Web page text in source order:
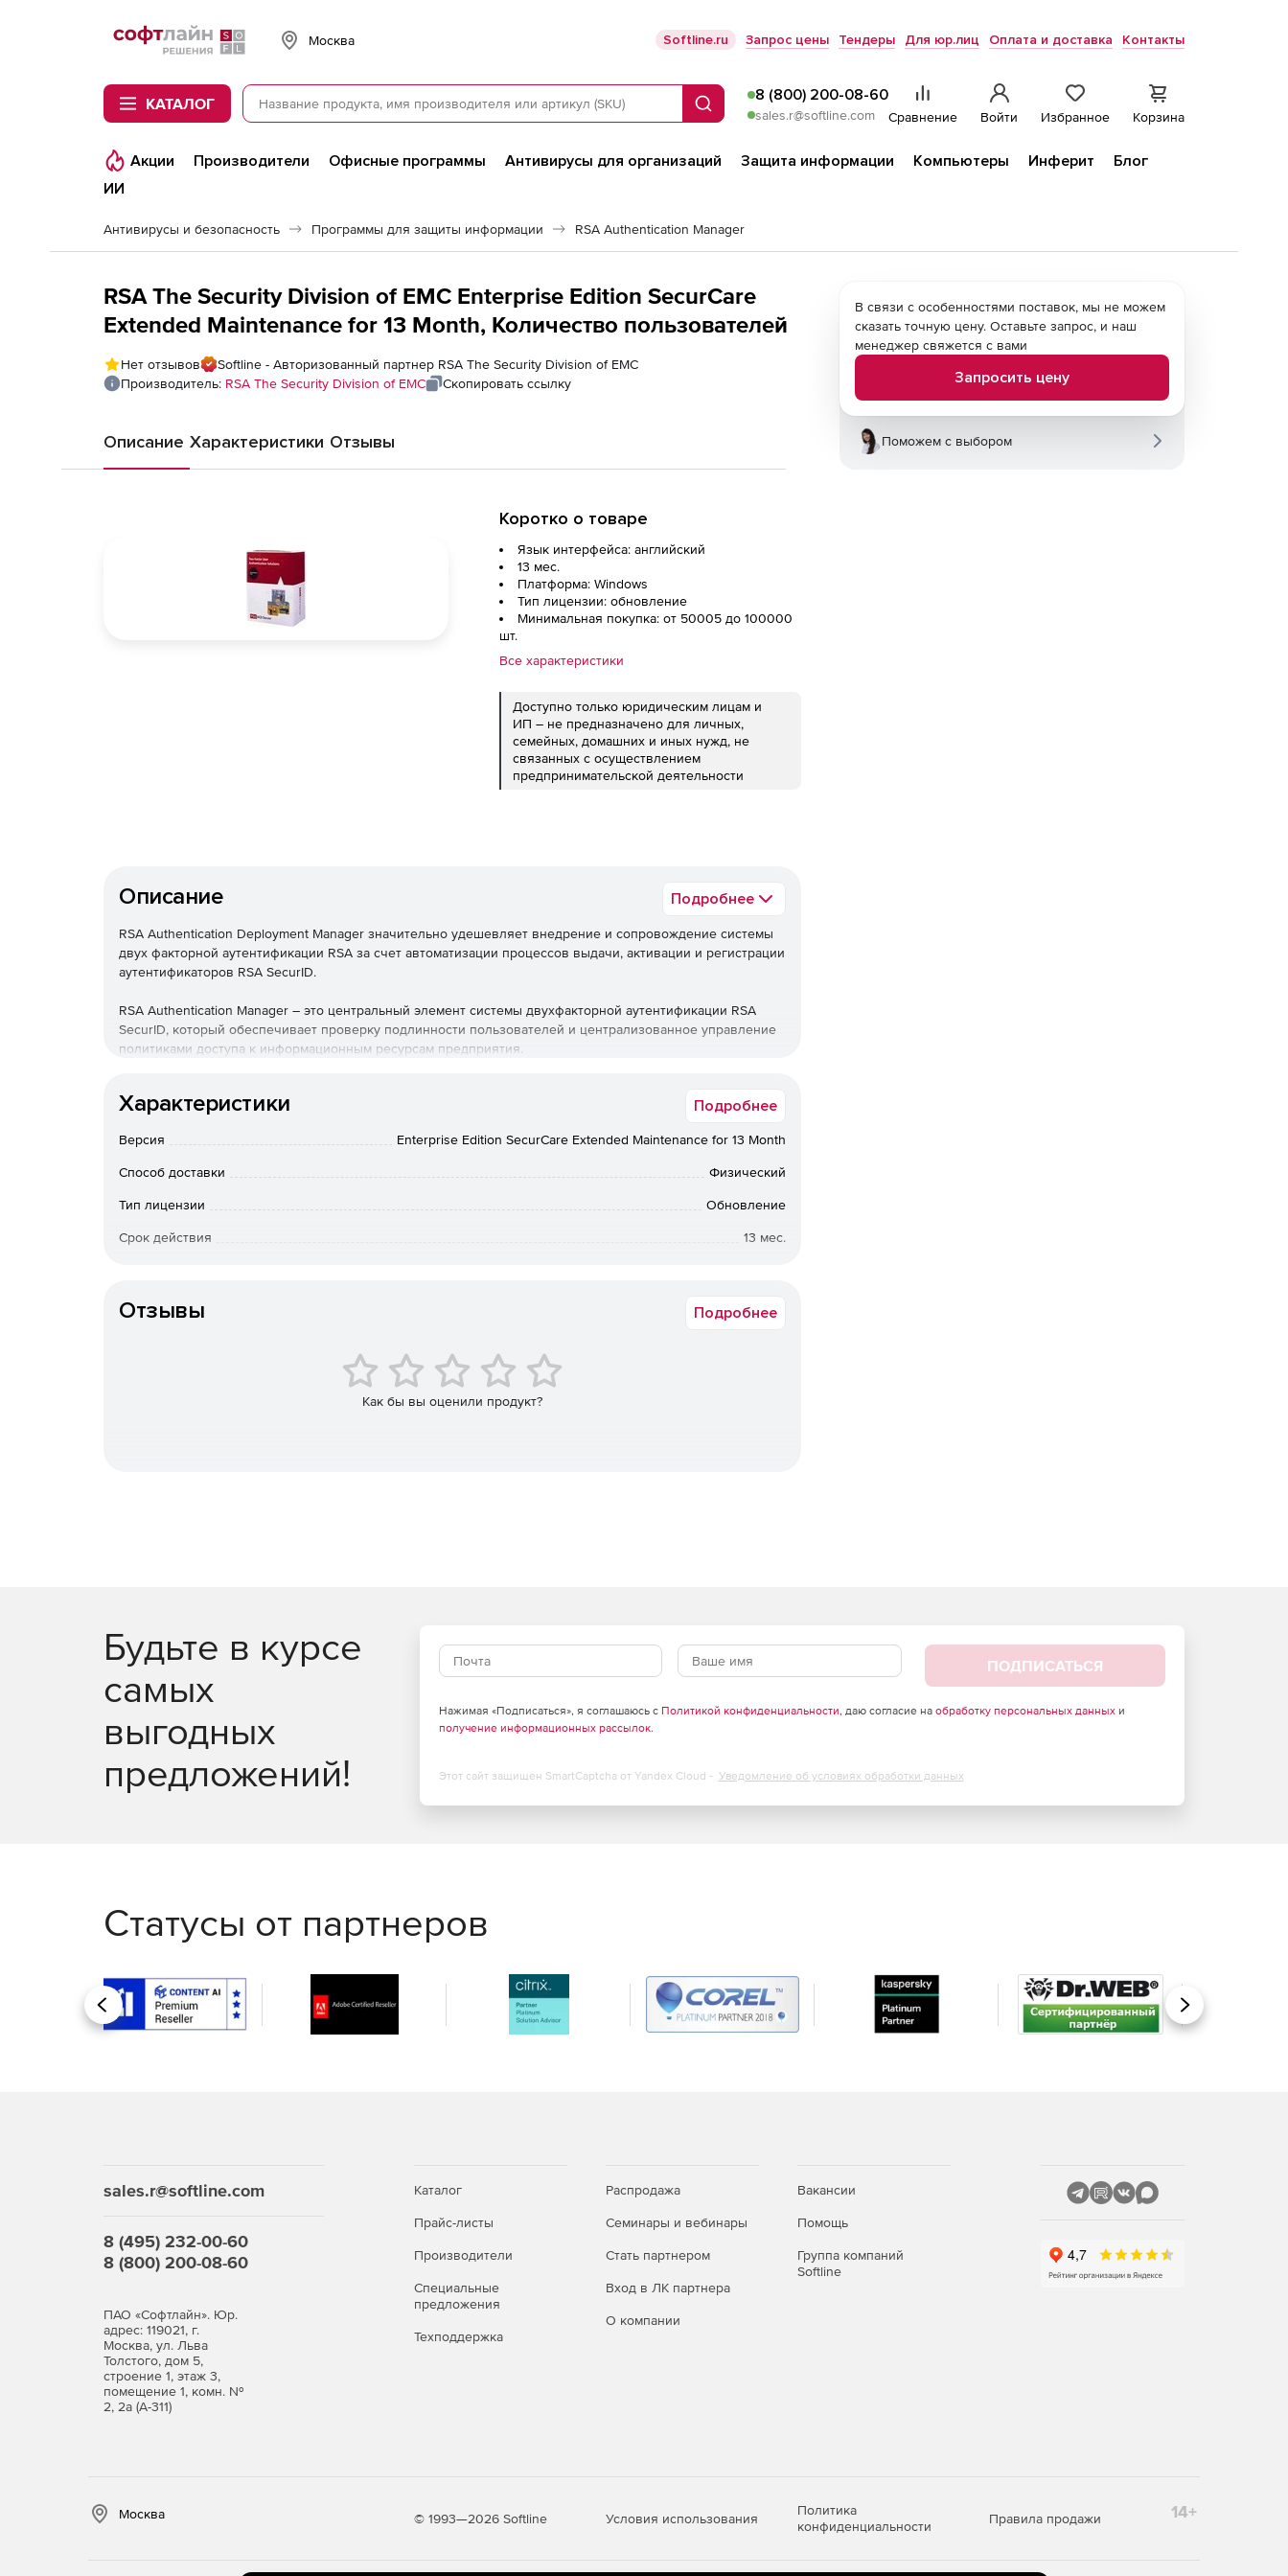
Softline
Москва Softline.ru Запрос цены Тендеры Для юр.лиц Оплата и доставка Контакты
КАТАЛОГ Поиск
8 (800) 200-08-60
sales.r@softline.com Сравнение Войти Избранное Корзина
Акции Производители Офисные программы Антивирусы для организаций Защита информации Компьютеры Инферит
Блог
ИИ
Антивирусы и безопасность Программы для защиты информации RSA Authentication Manager
RSA The Security Division of EMC Enterprise Edition SecurCare
Extended Maintenance for 13 Month, Количество пользователей
Нет отзывов
Softline - Авторизованный партнер RSA The Security Division of EMC
Производитель: RSA The Security Division of EMC Скопировать ссылку
Описание Характеристики Отзывы
Коротко о товаре
Язык интерфейса: английский
13 мес.
Платформа: Windows
Тип лицензии: обновление
Минимальная покупка: от 50005 до 100000
шт.
Все характеристики
Доступно только юридическим лицам и
ИП – не предназначено для личных,
семейных, домашних и иных нужд, не
связанных с осуществлением
предпринимательской деятельности
Описание Подробнее
RSA Authentication Deployment Manager значительно удешевляет внедрение и сопровождение системы
двух факторной аутентификации RSA за счет автоматизации процессов выдачи, активации и регистрации
аутентификаторов RSA SecurID.
RSA Authentication Manager – это центральный элемент системы двухфакторной аутентификации RSA
SecurID, который обеспечивает проверку подлинности пользователей и централизованное управление
политиками доступа к информационным ресурсам предприятия.
дополнений превосходящих версию RSA Authentication Manager Base Edition.
PSA Authentication Manager Base Enterpirse Upgrade– продукт который обновляет версию программы RSA
Authentication Manager Base Edition до версии RSA Authentication Manager Enterprise Edition.С помощью
запросы на получение аутентификаторов, которые затем обрабатываются администраторами,
Authentication Manager образует комплексную инфраструктуру двухфакторной аутентификации
пользователей, которая не имеет равных по числу поддерживаемых решений VPN, беспроводных сетей,
Характеристики Подробнее
Версия Enterprise Edition SecurCare Extended Maintenance for 13 Month
Способ доставки Физический
Тип лицензии Обновление
Срок действия 13 мес.
Отзывы Подробнее
Как бы вы оценили продукт?
В связи с особенностями поставок, мы не можем
сказать точную цену. Оставьте запрос, и наш
менеджер свяжется с вами
Запросить цену
Поможем с выбором
Будьте в курсе
самых
выгодных
предложений!
ПОДПИСАТЬСЯ
Нажимая «Подписаться», я соглашаюсь с Политикой конфиденциальности, даю согласие на обработку персональных данныхи
получение информационных рассылок.
Этот сайт защищен SmartCaptcha от Yandex Cloud - Уведомление об условиях обработки данных
Статусы от партнеров
Назад Вперед
sales.r@softline.com
8 (495) 232-00-60
8 (800) 200-08-60
ПАО «Софтлайн». Юр.
адрес: 119021, г.
Москва, ул. Льва
Толстого, дом 5,
строение 1, этаж 3,
помещение 1, комн. №
2, 2а (А-311)
Каталог
Прайс-листы
Производители
Специальные
предложения
Техподдержка
Распродажа
Семинары и вебинары
Стать партнером
Вход в ЛК партнера
О компании
Вакансии
Помощь
Группа компаний
Softline
Москва © 1993—2026 Softline Условия использования
Политика
конфиденциальности
Правила продажи 14+